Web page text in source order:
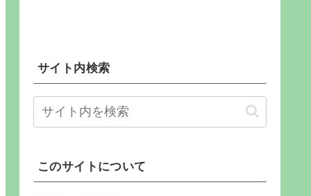
サイト内検索
このサイトについて